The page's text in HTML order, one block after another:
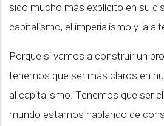
sido mucho más explícito en su
capitalismo, el imperialismo y la
Porque si vamos a construir un
tenemos que ser más claros en
al capitalismo. Tenemos que ser
mundo estamos hablando de